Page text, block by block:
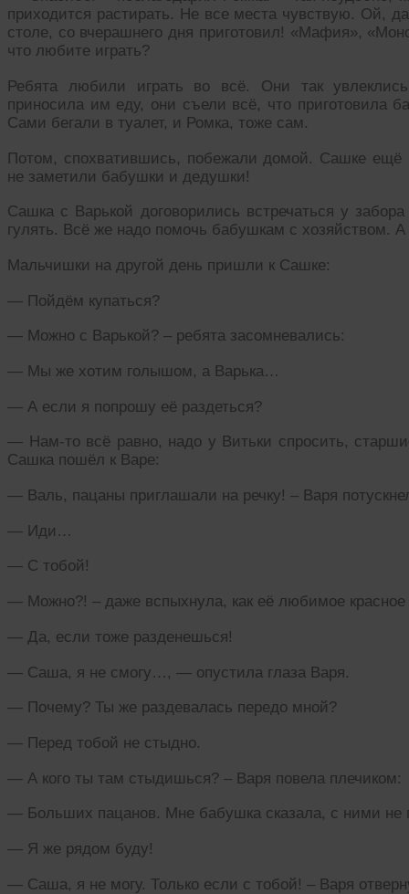
приходится растирать. Не все места чувствую. Ой,
столе, со вчерашнего дня приготовил! «Мафия»,
что любите играть?
Ребята любили играть во всё. Они так
приносила им еду, они съели всё, что приготовила
Сами бегали в туалет, и Ромка, тоже сам.
Потом, спохватившись, побежали домой. Сашке ещё
не заметили бабушки и дедушки!
Сашка с Варькой договорились встречаться у
гулять. Всё же надо помочь бабушкам с хозяйством.
Мальчишки на другой день пришли к Сашке:
— Пойдём купаться?
— Можно с Варькой? – ребята засомневались:
— Мы же хотим голышом, а Варька…
— А если я попрошу её раздеться?
— Нам-то всё равно, надо у Витьки спросить,
Сашка пошёл к Варе:
— Валь, пацаны приглашали на речку! – Варя
— Иди…
— С тобой!
— Можно?! – даже вспыхнула, как её любимое красное
— Да, если тоже разденешься!
— Саша, я не смогу…, — опустила глаза Варя.
— Почему? Ты же раздевалась передо мной?
— Перед тобой не стыдно.
— А кого ты там стыдишься? – Варя повела плечиком:
— Больших пацанов. Мне бабушка сказала, с ними не
— Я же рядом буду!
— Саша, я не могу. Только если с тобой! – Варя